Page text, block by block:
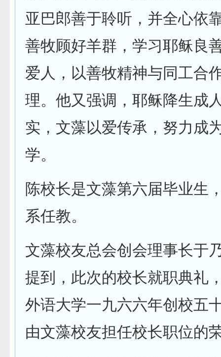
亚巴郎善于聆听，并全心依
善牧顾好羊群，学习耶稣良
爱人，以善牧精神与同工合
理。他又强调，耶稣降生成
实，文藻以爱传承，努力成
学。
陈校长是文藻第六届毕业生
系任教。
文藻校友总会创会理事长于
提到，此次的校长就职典礼
外语大学一九六六年创校五
由文藻校友担任校长职位的